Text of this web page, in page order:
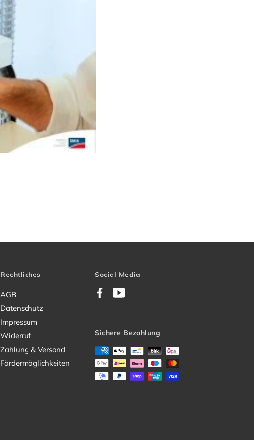
Rechtliches
AGB
Datenschutz
Impressum
Widerruf
Zahlung & Versand
Fördermöglichkeiten
Social Media
Facebook
YouTube
Sichere Bezahlung